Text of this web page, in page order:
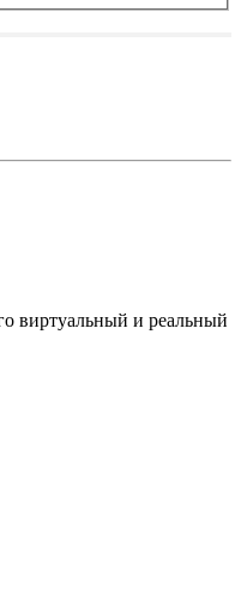
виртуальный и реальный